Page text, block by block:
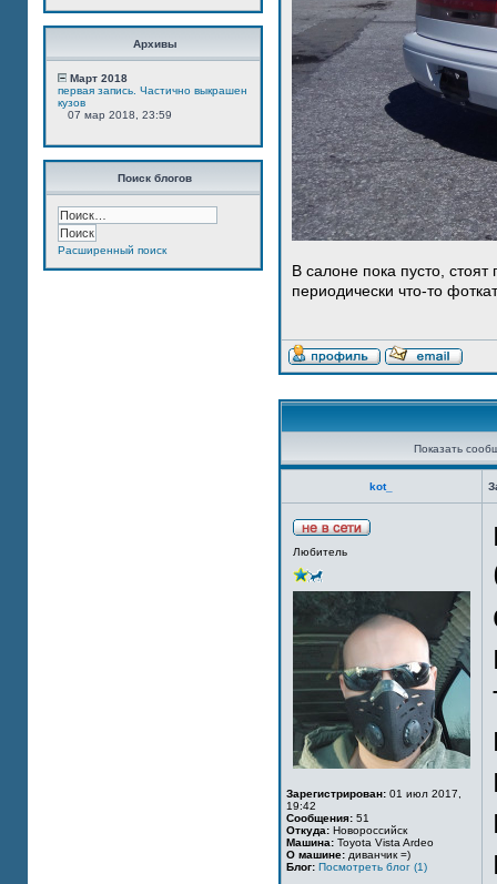
Архивы
Март 2018
первая запись. Частично выкрашен
кузов
07 мар 2018, 23:59
Поиск блогов
Расширенный поиск
В салоне пока пусто,
периодически что-то
Показать
kot_
Любитель
Зарегистрирован: 01 июл 2017,
19:42
Сообщения: 51
Откуда: Новороссийск
Машина: Toyota Vista Ardeo
О машине: диванчик =)
Блог: Посмотреть блог (1)